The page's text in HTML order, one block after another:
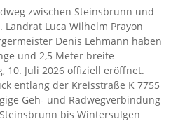
zwischen Steinsbrunn und
Luca Wilhelm Prayon
Denis Lehmann haben
und 2,5 Meter breite
10. Juli 2026 offiziell eröffnet.
entlang der Kreisstraße K 7755
Geh- und Radwegverbindung
bis Wintersulgen